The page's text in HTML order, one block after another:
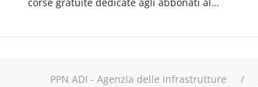
corse gratuite dedicate agli abbonati al…
PPN ADI - Agenzia delle Infrastrutture